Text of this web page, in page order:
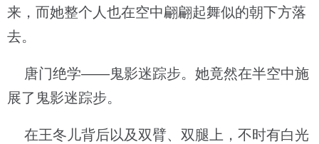
来，而她整个人也在空中翩翩起舞似的朝下方落
去。
唐门绝学——鬼影迷踪步。她竟然在半空中施
展了鬼影迷踪步。
在王冬儿背后以及双臂、双腿上，不时有白光